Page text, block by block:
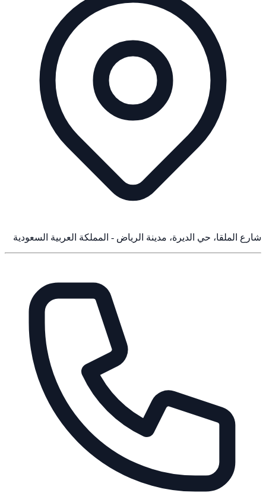
شارع الملقا، حي الديرة، مدينة الرياض - المملكة العربية السعودية